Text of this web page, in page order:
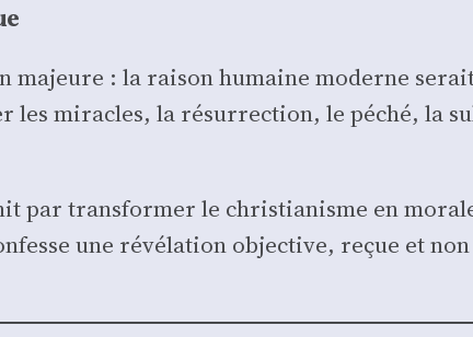
: la rai­son humaine moderne
miracles, la résur­rec­tion, le péché, la
par trans­for­mer le chris­tia­nisme en
une révé­la­tion objec­tive, reçue et